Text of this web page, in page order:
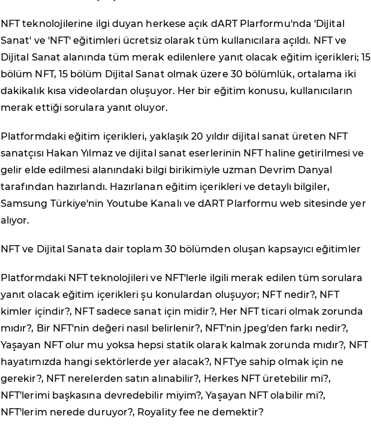
NFT teknolojilerine ilgi duyan herkese açık dART Plarformu'nda 'Dijital
Sanat' ve 'NFT' eğitimleri ücretsiz olarak tüm kullanıcılara açıldı. NFT ve
Dijital Sanat alanında tüm merak edilenlere yanıt olacak eğitim içerikleri; 15
bölüm NFT, 15 bölüm Dijital Sanat olmak üzere 30 bölümlük, ortalama iki
dakikalık kısa videolardan oluşuyor. Her bir eğitim konusu, kullanıcıların
merak ettiği sorulara yanıt oluyor.
Platformdaki eğitim içerikleri, yaklaşık 20 yıldır dijital sanat üreten NFT
sanatçısı Hakan Yılmaz ve dijital sanat eserlerinin NFT haline getirilmesi ve
gelir elde edilmesi alanındaki bilgi birikimiyle uzman Devrim Danyal
tarafından hazırlandı. Hazırlanan eğitim içerikleri ve detaylı bilgiler,
Samsung Türkiye'nin Youtube Kanalı ve dART Plarformu web sitesinde yer
alıyor.
NFT ve Dijital Sanata dair toplam 30 bölümden oluşan kapsayıcı eğitimler
Platformdaki NFT teknolojileri ve NFT'lerle ilgili merak edilen tüm sorulara
yanıt olacak eğitim içerikleri şu konulardan oluşuyor; NFT nedir?, NFT
kimler içindir?, NFT sadece sanat için midir?, Her NFT ticari olmak zorunda
mıdır?, Bir NFT'nin değeri nasıl belirlenir?, NFT'nin jpeg'den farkı nedir?,
Yaşayan NFT olur mu yoksa hepsi statik olarak kalmak zorunda mıdır?, NFT
hayatımızda hangi sektörlerde yer alacak?, NFT'ye sahip olmak için ne
gerekir?, NFT nerelerden satın alınabilir?, Herkes NFT üretebilir mi?,
NFT'lerimi başkasına devredebilir miyim?, Yaşayan NFT olabilir mi?,
NFT'lerim nerede duruyor?, Royality fee ne demektir?